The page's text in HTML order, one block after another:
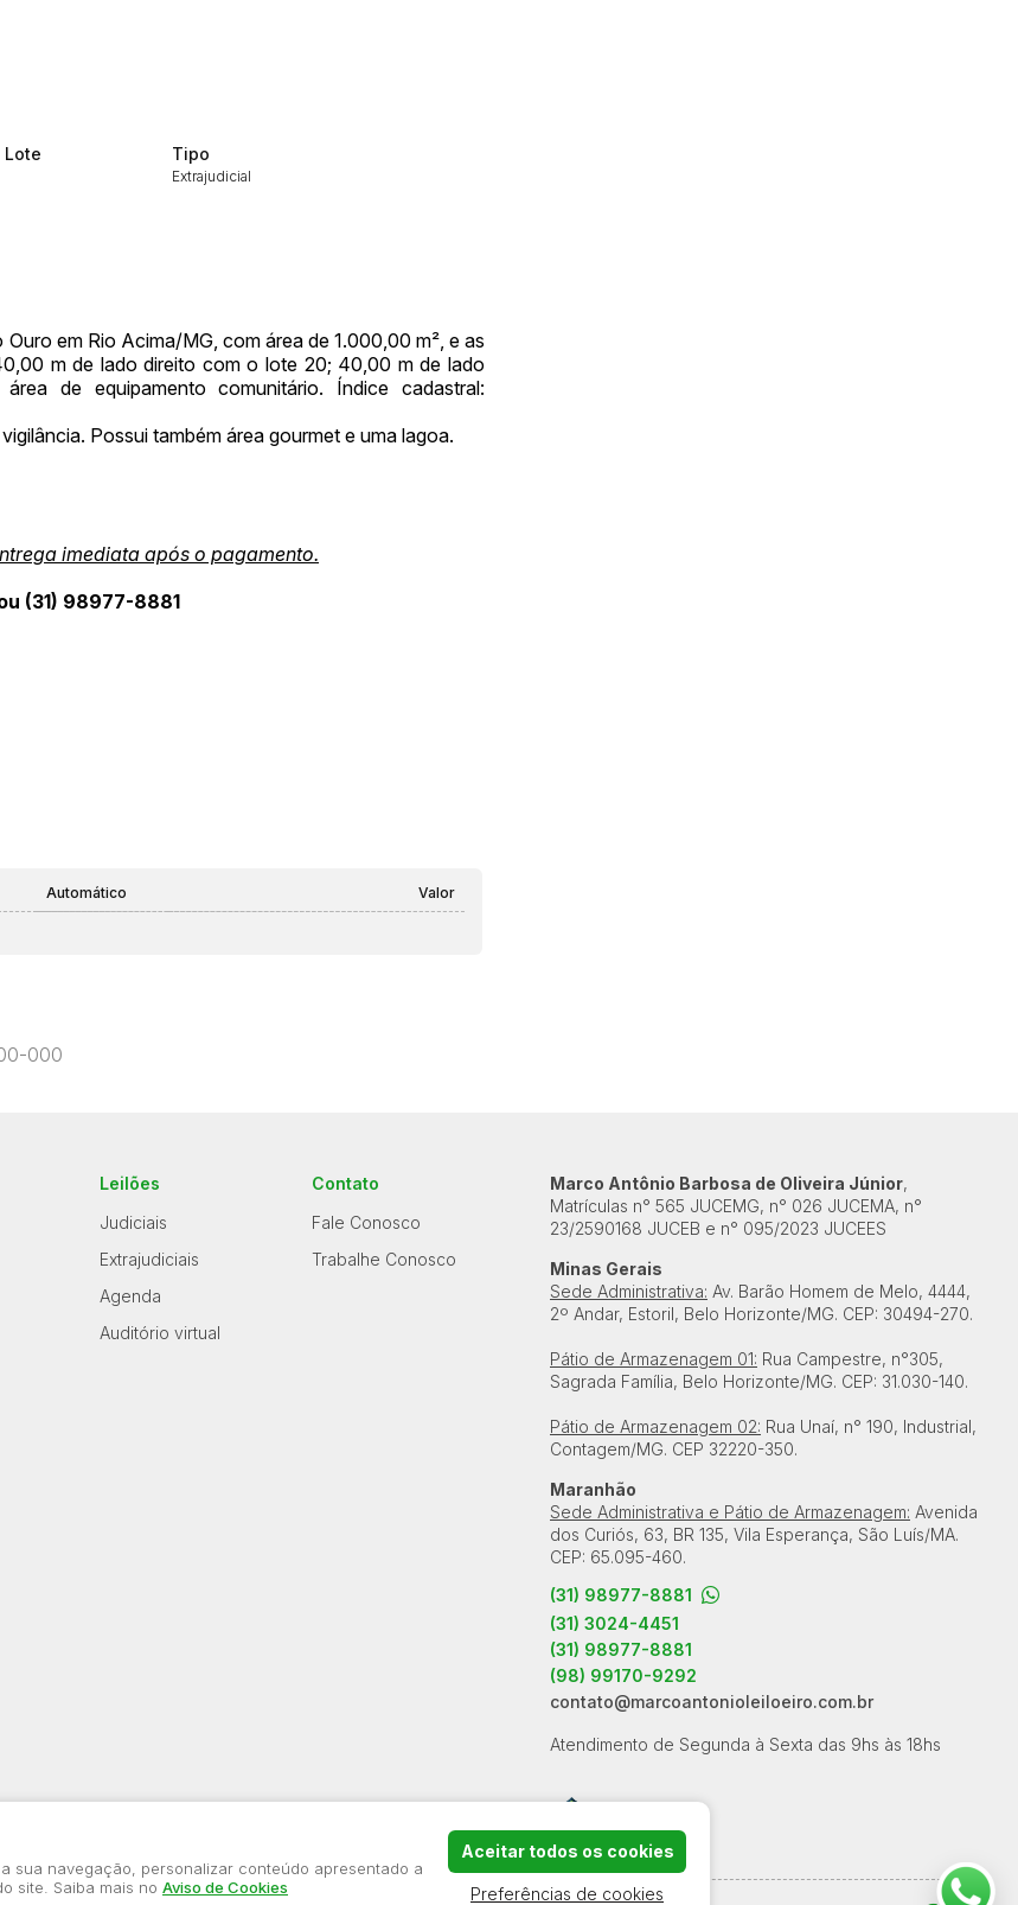
Lote Tipo
Extrajudicial
em Rio Acima/MG, com área de 1.000,00 m², e as
m de lado direito com o lote 20; 40,00 m de lado
de equipamento comunitário. Índice cadastral:
Possui também área gourmet e uma lagoa.
imediata após o pagamento.
(31) 98977-8881
Automático Valor
000
Data Usuário
14/04/2025 18:43:11 TIAGOFELIPE
14/04/2025 18:43:11 TIAGOFELIPE
Clique aqui para fazer login
ou propostas
Leilões
Judiciais
Extrajudiciais
Agenda
Auditório virtual
Contato
Fale Conosco
Trabalhe Conosco
Marco Antônio Barbosa de Oliveira Júnior,
Matrículas n° 565 JUCEMG, n° 026 JUCEMA, n°
23/2590168 JUCEB e n° 095/2023 JUCEES
Minas Gerais
Sede Administrativa: Av. Barão Homem de Melo, 4444,
2º Andar, Estoril, Belo Horizonte/MG. CEP: 30494-270.
Pátio de Armazenagem 01: Rua Campestre, n°305,
Sagrada Família, Belo Horizonte/MG. CEP: 31.030-140.
Pátio de Armazenagem 02: Rua Unaí, n° 190, Industrial,
Contagem/MG. CEP 32220-350.
Maranhão
Sede Administrativa e Pátio de Armazenagem: Avenida
dos Curiós, 63, BR 135, Vila Esperança, São Luís/MA.
CEP: 65.095-460.
(31) 98977-8881
(31) 3024-4451
(31) 98977-8881
(98) 99170-9292
contato@marcoantonioleiloeiro.com.br
Atendimento de Segunda à Sexta das 9hs às 18hs
sua navegação, personalizar conteúdo apresentado a
site. Saiba mais no Aviso de Cookies
Aceitar todos os cookies
Preferências de cookies